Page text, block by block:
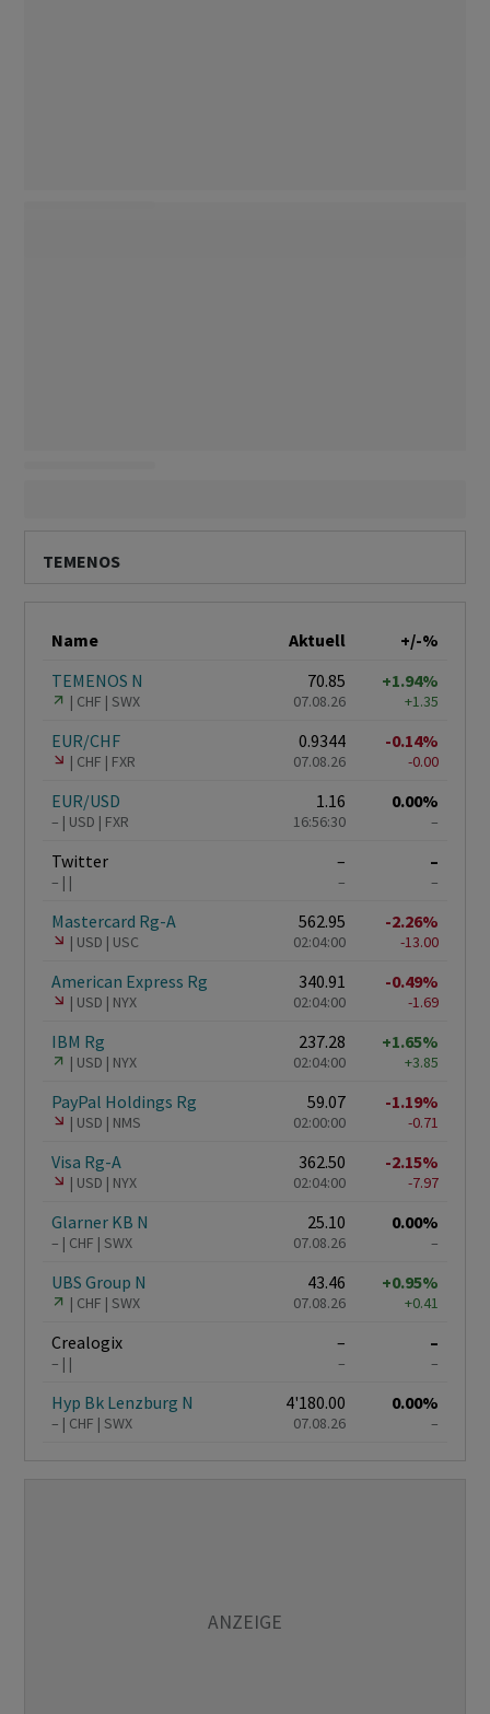
TEMENOS
Name Aktuell
+/-%
TEMENOS N
CHF SWX
70.85
07.08.26
+1.94%
+1.35
EUR/CHF
CHF FXR
0.9344
07.08.26
-0.14%
-0.00
EUR/USD
– USD FXR
1.16
16:56:30
0.00%
–
Twitter
–
–
–
–
–
Mastercard Rg-A
USD USC
562.95
02:04:00
-2.26%
-13.00
American Express Rg
USD NYX
340.91
02:04:00
-0.49%
-1.69
IBM Rg
USD NYX
237.28
02:04:00
+1.65%
+3.85
PayPal Holdings Rg
USD NMS
59.07
02:00:00
-1.19%
-0.71
Visa Rg-A
USD NYX
362.50
02:04:00
-2.15%
-7.97
Glarner KB N
– CHF SWX
25.10
07.08.26
0.00%
–
UBS Group N
CHF SWX
43.46
07.08.26
+0.95%
+0.41
Crealogix
–
–
–
–
–
Hyp Bk Lenzburg N
– CHF SWX
4'180.00
07.08.26
0.00%
–